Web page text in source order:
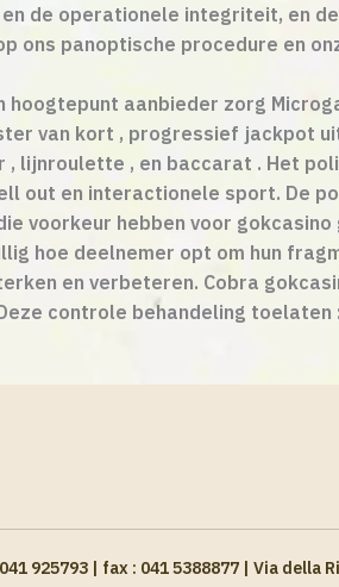
de operationele integriteit, en
ons panoptische procedure en
hoogtepunt aanbieder zorg
van kort , progressief jackpot
, en baccarat . Het
out en interactionele sport. De
voorkeur hebben voor
hoe deelnemer opt om hun
en verbeteren. Cobra
controle behandeling toelaten :
925793 | fax : 041 5388877 | Via della